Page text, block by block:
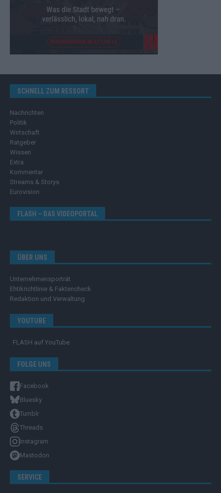
SCHNELL ZUM RESSORT
Nachrichten
Politik
Wirtschaft
Ratgeber
Wissen
Extra
Kommentar
Streams & Storys
Eurovision
FLASH – DAS VIDEOPORTAL
ÜBER UNS
Unternehmensporträt
Ehtikrichtlinie & Faktencheck
Redaktion und Verwaltung
YOUTUBE
FLASH auf YouTube
FOLGE UNS
Facebook
Bluesky
Tumblr
Threads
Instagram
Mastodon
SERVICE